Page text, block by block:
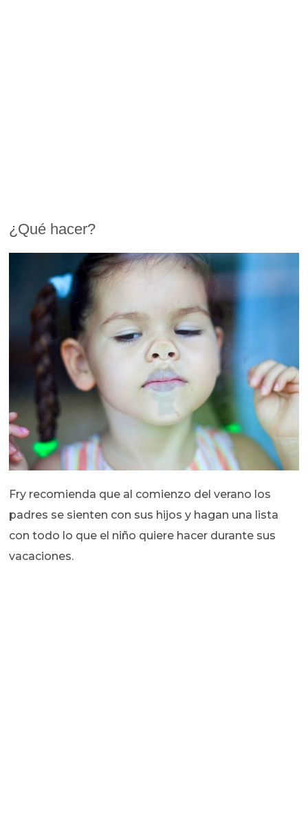
¿Qué hacer?
Fry recomienda que al comienzo del verano los
padres se sienten con sus hijos y hagan una lista
con todo lo que el niño quiere hacer durante sus
vacaciones.